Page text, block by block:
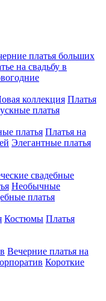
платья больших
на свадьбу в
коллекция Платья
платья
платья Платья на
Элегантные платья
свадебные
Необычные
платья
Костюмы Платья
Вечерние платья на
Короткие